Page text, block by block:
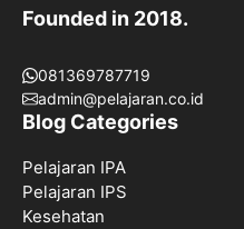
Founded in 2018.
081369787719
admin@pelajaran.co.id
Blog Categories
Pelajaran IPA
Pelajaran IPS
Kesehatan